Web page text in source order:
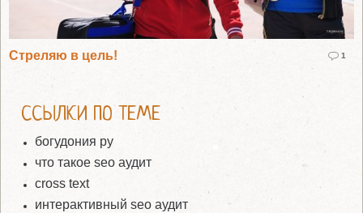
Стреляю в цель! 1
ССЫЛКИ ПО ТЕМЕ
богудония ру
что такое seo аудит
cross text
интерактивный seo аудит